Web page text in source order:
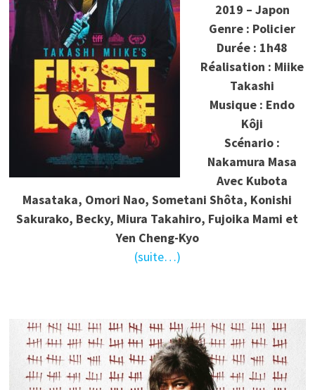
2019 – Japon
Genre : Policier
Durée : 1h48
Réalisation : Miike
Takashi
Musique : Endo
Kôji
Scénario :
Nakamura Masa
Avec Kubota
Masataka, Omori Nao, Sometani Shôta, Konishi
Sakurako, Becky, Miura Takahiro, Fujoika Mami et
Yen Cheng-Kyo
(suite…)